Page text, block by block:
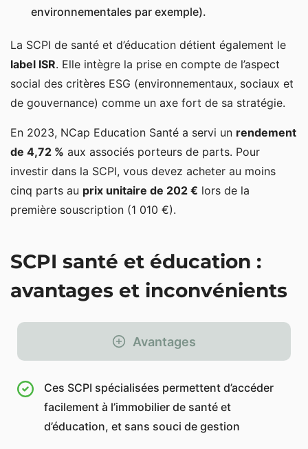
environnementales par exemple).
La SCPI de santé et d’éducation détient également le
label ISR. Elle intègre la prise en compte de l’aspect
social des critères ESG (environnementaux, sociaux et
de gouvernance) comme un axe fort de sa stratégie.
En 2023, NCap Education Santé a servi un rendement
de 4,72 % aux associés porteurs de parts. Pour
investir dans la SCPI, vous devez acheter au moins
cinq parts au prix unitaire de 202 € lors de la
première souscription (1 010 €).
SCPI santé et éducation :
avantages et inconvénients
Avantages
Ces SCPI spécialisées permettent d’accéder
facilement à l’immobilier de santé et
d’éducation, et sans souci de gestion